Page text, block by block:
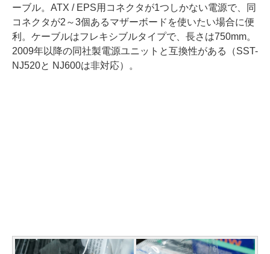
ーブル。ATX / EPS用コネクタが1つしかない電源で、同
コネクタが2～3個あるマザーボードを使いたい場合に便
利。ケーブルはフレキシブルタイプで、長さは750mm。
2009年以降の同社製電源ユニットと互換性がある（SST-
NJ520と NJ600は非対応）。